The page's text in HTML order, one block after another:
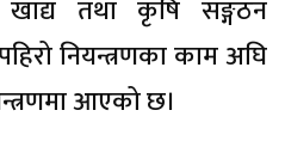
खाद्य तथा कृषि सङ्गठन
नियन्त्रणका काम अघि
आएको छ।